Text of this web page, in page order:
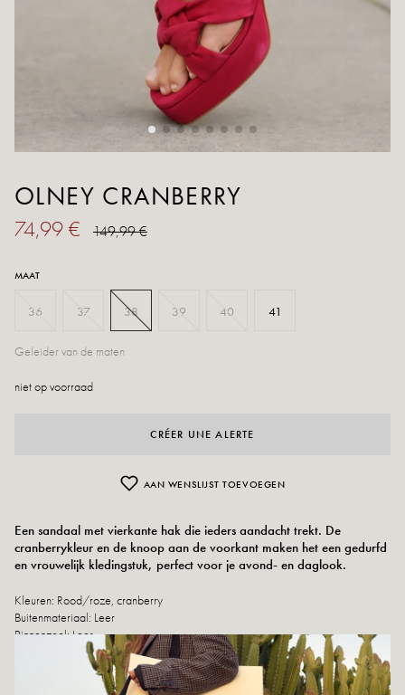
OLNEY CRANBERRY
74,99 € 149,99 €
MAAT
36 37 38 39 40 41
Geleider van de maten
niet op voorraad
CRÉER UNE ALERTE
AAN WENSLIJST TOEVOEGEN
Een sandaal met vierkante hak die ieders aandacht trekt. De
cranberrykleur en de knoop aan de voorkant maken het een gedurfd
en vrouwelijk kledingstuk, perfect voor je avond- en daglook.
Kleuren: Rood/roze, cranberry
Buitenmateriaal: Leer
Binnenzool: Leer
Buitenzool: Leer
Hakhoogte: 10 cm
Hoogte van de schaal: 2,5 cm